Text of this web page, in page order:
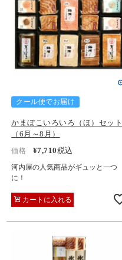
クール便でお届け
かまぼこいろいろ（ほ）セット
（6月～8月）
価格 ¥7,710税込
河内屋の人気商品がギュッと一つ
に！
カートに入れる